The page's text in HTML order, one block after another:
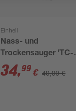
Einhell
Nass- und
Trockensauger 'TC-
VC 1815 S' 1250 W
34,99 € 49,99 €